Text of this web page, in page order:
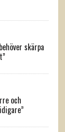
skärpa
och